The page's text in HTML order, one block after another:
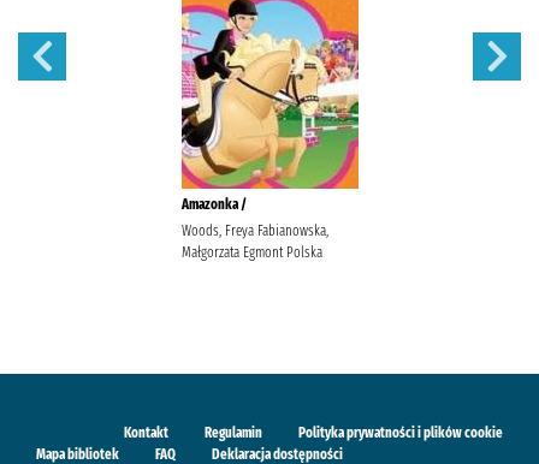
Amazonka /
Woods, Freya Fabianowska,
Małgorzata Egmont Polska
Kontakt Regulamin
Polityka prywatności i plików cookie
Mapa bibliotek
FAQ Deklaracja dostępności